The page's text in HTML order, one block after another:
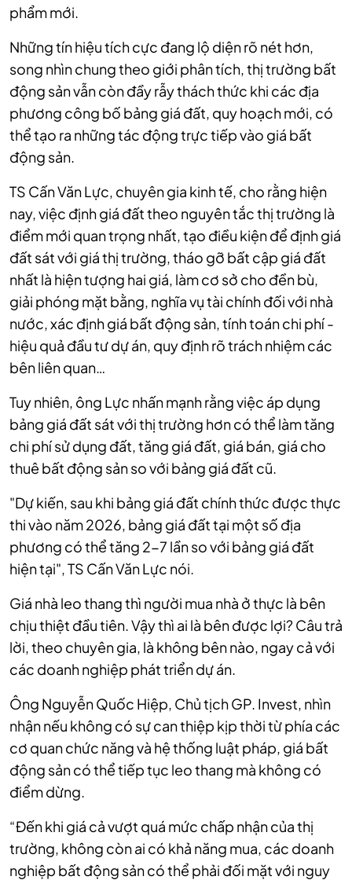
phẩm mới.
Những tín hiệu tích cực đang lộ diện rõ nét hơn,
song nhìn chung theo giới phân tích, thị trường bất
động sản vẫn còn đầy rẫy thách thức khi các địa
phương công bố bảng giá đất, quy hoạch mới, có
thể tạo ra những tác động trực tiếp vào giá bất
động sản.
TS Cấn Văn Lực, chuyên gia kinh tế, cho rằng hiện
nay, việc định giá đất theo nguyên tắc thị trường là
điểm mới quan trọng nhất, tạo điều kiện để định giá
đất sát với giá thị trường, tháo gỡ bất cập giá đất
nhất là hiện tượng hai giá, làm cơ sở cho đền bù,
giải phóng mặt bằng, nghĩa vụ tài chính đối với nhà
nước, xác định giá bất động sản, tính toán chi phí -
hiệu quả đầu tư dự án, quy định rõ trách nhiệm các
bên liên quan…
Tuy nhiên, ông Lực nhấn mạnh rằng việc áp dụng
bảng giá đất sát với thị trường hơn có thể làm tăng
chi phí sử dụng đất, tăng giá đất, giá bán, giá cho
thuê bất động sản so với bảng giá đất cũ.
"Dự kiến, sau khi bảng giá đất chính thức được thực
thi vào năm 2026, bảng giá đất tại một số địa
phương có thể tăng 2-7 lần so với bảng giá đất
hiện tại", TS Cấn Văn Lực nói.
Giá nhà leo thang thì người mua nhà ở thực là bên
chịu thiệt đầu tiên. Vậy thì ai là bên được lợi? Câu trả
lời, theo chuyên gia, là không bên nào, ngay cả với
các doanh nghiệp phát triển dự án.
Ông Nguyễn Quốc Hiệp, Chủ tịch GP. Invest, nhìn
nhận nếu không có sự can thiệp kịp thời từ phía các
cơ quan chức năng và hệ thống luật pháp, giá bất
động sản có thể tiếp tục leo thang mà không có
điểm dừng.
“Đến khi giá cả vượt quá mức chấp nhận của thị
trường, không còn ai có khả năng mua, các doanh
nghiệp bất động sản có thể phải đối mặt với nguy